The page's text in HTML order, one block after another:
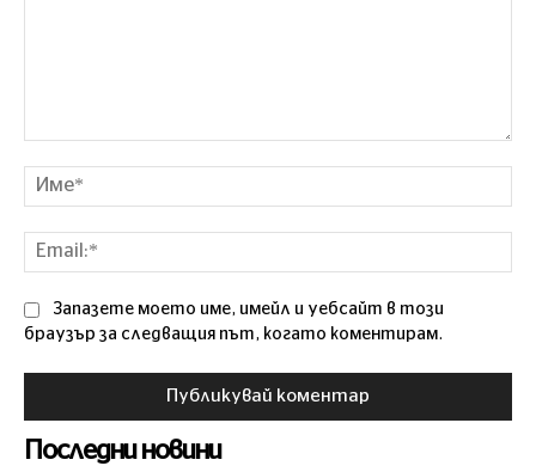
Запазете моето име, имейл и уебсайт в този
браузър за следващия път, когато коментирам.
Последни новини